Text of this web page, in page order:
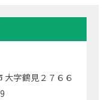
字鶴見２７６６